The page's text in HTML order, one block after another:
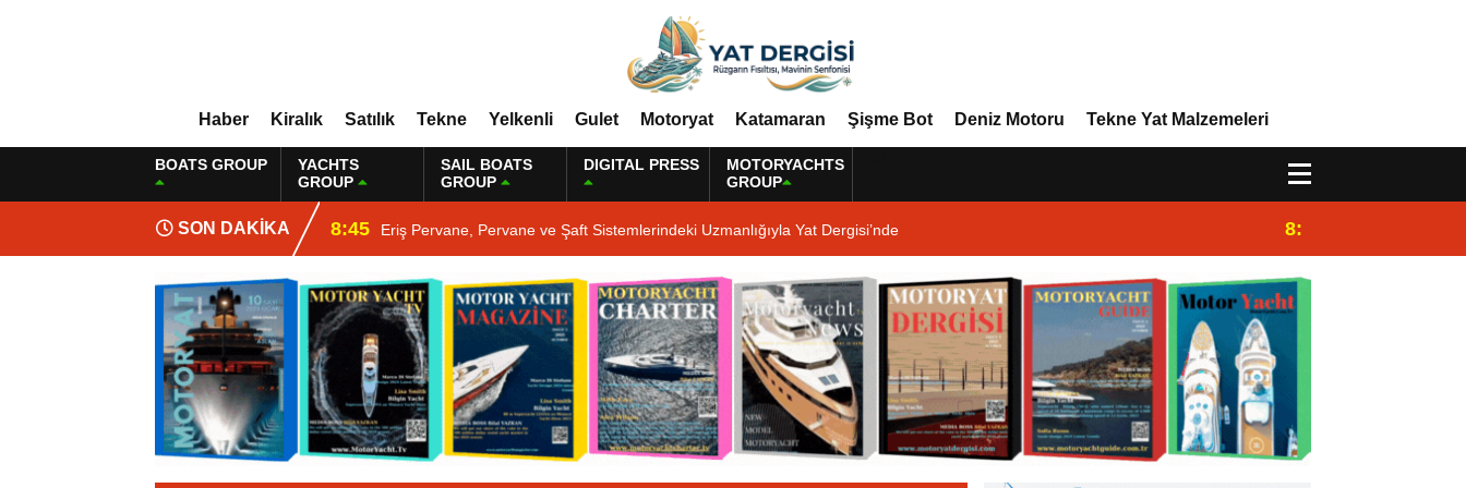
Haber Kiralık Satılık Tekne Yelkenli Gulet Motoryat Katamaran Şişme Bot Deniz Motoru Tekne Yat Malzemeleri
BOATS GROUP
YACHTS
GROUP
SAIL BOATS
GROUP
DIGITAL PRESS
MOTORYACHTS
GROUP
SON DAKİKA 8:45 Eriş Pervane, Pervane ve Şaft Sistemlerindeki Uzmanlığıyla Yat Dergisi’nde 8:29